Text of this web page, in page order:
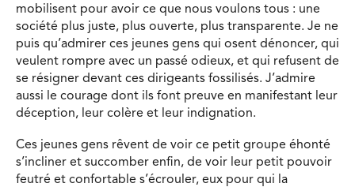
mobilisent pour avoir ce que nous voulons tous : une
société plus juste, plus ouverte, plus transparente. Je ne
puis qu’admirer ces jeunes gens qui osent dénoncer, qui
veulent rompre avec un passé odieux, et qui refusent de
se résigner devant ces dirigeants fossilisés. J’admire
aussi le courage dont ils font preuve en manifestant leur
déception, leur colère et leur indignation.
Ces jeunes gens rêvent de voir ce petit groupe éhonté
s’incliner et succomber enfin, de voir leur petit pouvoir
feutré et confortable s’écrouler, eux pour qui la